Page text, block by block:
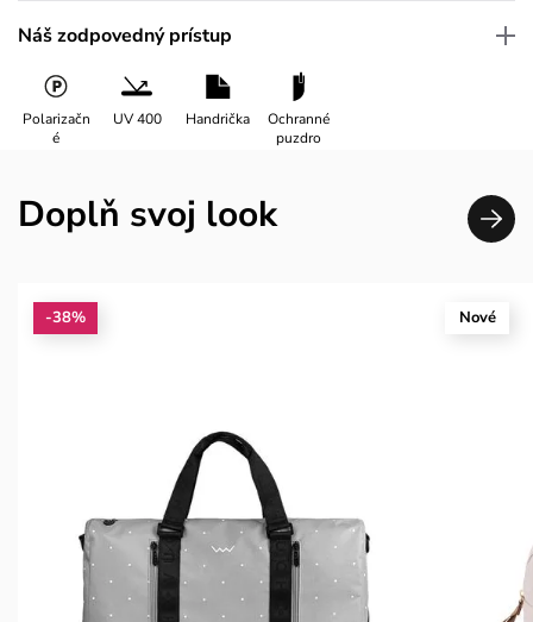
Náš zodpovedný prístup
Polarizačn
é
UV 400 Handrička
Ochranné
puzdro
Doplň svoj look
-38% Nové